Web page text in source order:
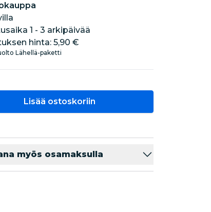
1 - 3 arkipäivää
hinta: 5,90 €
Lähellä-paketti
Lisää ostoskoriin
myös osamaksulla